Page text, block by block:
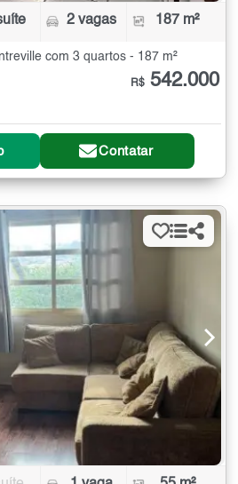
2 vagas 187 m²
com 3 quartos - 187 m²
R$ 542.000
Contatar